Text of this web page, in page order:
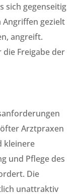
sich gegenseitig
gezielt
angreift.
die Freigabe der
Arztpraxen
kleinere
und Pflege des
Die
unattraktiv